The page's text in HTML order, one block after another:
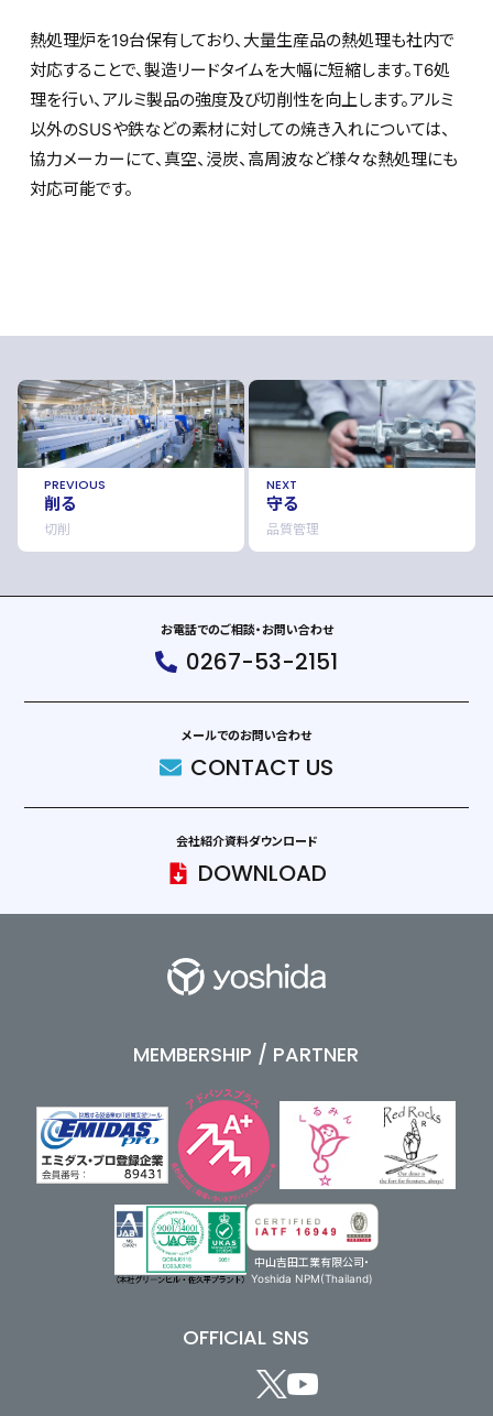
熱処理炉を19台保有しており、大量生産品の熱処理も社内で
対応することで、製造リードタイムを大幅に短縮します。T6処
理を行い、アルミ製品の強度及び切削性を向上します。アルミ
以外のSUSや鉄などの素材に対しての焼き入れについては、
協力メーカーにて、真空、浸炭、高周波など様々な熱処理にも
対応可能です。
PREVIOUS
削る
切削
NEXT
守る
品質管理
お電話でのご相談・お問い合わせ
0267-53-2151
メールでのお問い合わせ
CONTACT US
会社紹介資料ダウンロード
DOWNLOAD
MEMBERSHIP / PARTNER
中山吉田工業有限公司・
Yoshida NPM(Thailand)
OFFICIAL SNS